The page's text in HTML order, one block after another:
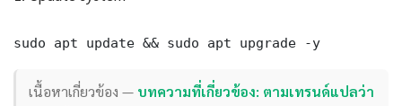
sudo apt update && sudo apt upgrade -y
เนื้อหาเกี่ยวข้อง — บทความที่เกี่ยวข้อง: ตามเทรนด์แปลว่า